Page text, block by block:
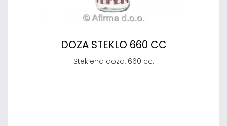
DOZA STEKLO 660 CC
Steklena doza, 660 cc.